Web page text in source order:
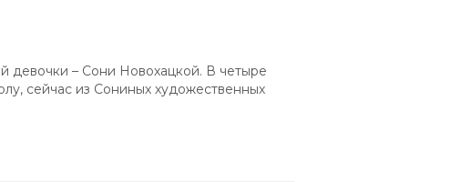
девочки – Сони Новохацкой. В четыре
сейчас из Сониных художественных